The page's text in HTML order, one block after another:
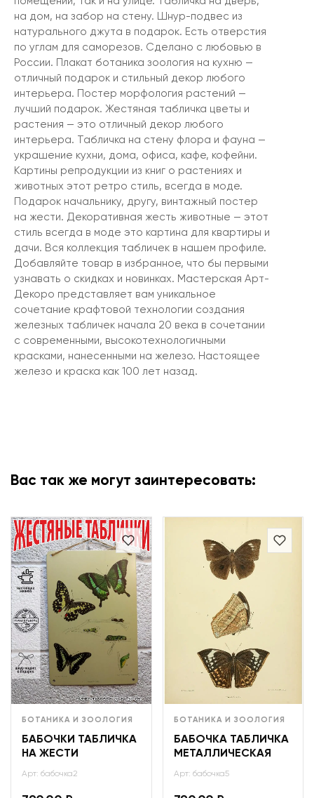
на дом, на забор на стену. Шнур-подвес из
натурального джута в подарок. Есть отверстия
по углам для саморезов. Сделано с любовью в
России. Плакат ботаника зоология на кухню —
отличный подарок и стильный декор любого
интерьера. Постер морфология растений —
лучший подарок. Жестяная табличка цветы и
растения — это отличный декор любого
интерьера. Табличка на стену флора и фауна —
украшение кухни, дома, офиса, кафе, кофейни.
Картины репродукции из книг о растениях и
животных этот ретро стиль, всегда в моде.
Подарок начальнику, другу, винтажный постер
на жести. Декоративная жесть животные — этот
стиль всегда в моде это картина для квартиры и
дачи. Вся коллекция табличек в нашем профиле.
Добавляйте товар в избранное, что бы первыми
узнавать о скидках и новинках. Мастерская Арт-
Декоро представляет вам уникальное
сочетание крафтовой технологии создания
железных табличек начала 20 века в сочетании
с современными, высокотехнологичными
красками, нанесенными на железо. Настоящее
железо и краска как 100 лет назад.
Вас так же могут заинтересовать:
БОТАНИКА И ЗООЛОГИЯ
БАБОЧКИ ТАБЛИЧКА
НА ЖЕСТИ
Арт: бабочка2
БОТАНИКА И ЗООЛОГИЯ
БАБОЧКА ТАБЛИЧКА
МЕТАЛЛИЧЕСКАЯ
Арт: бабочка5